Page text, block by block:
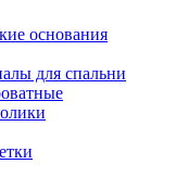
основания
для спальни